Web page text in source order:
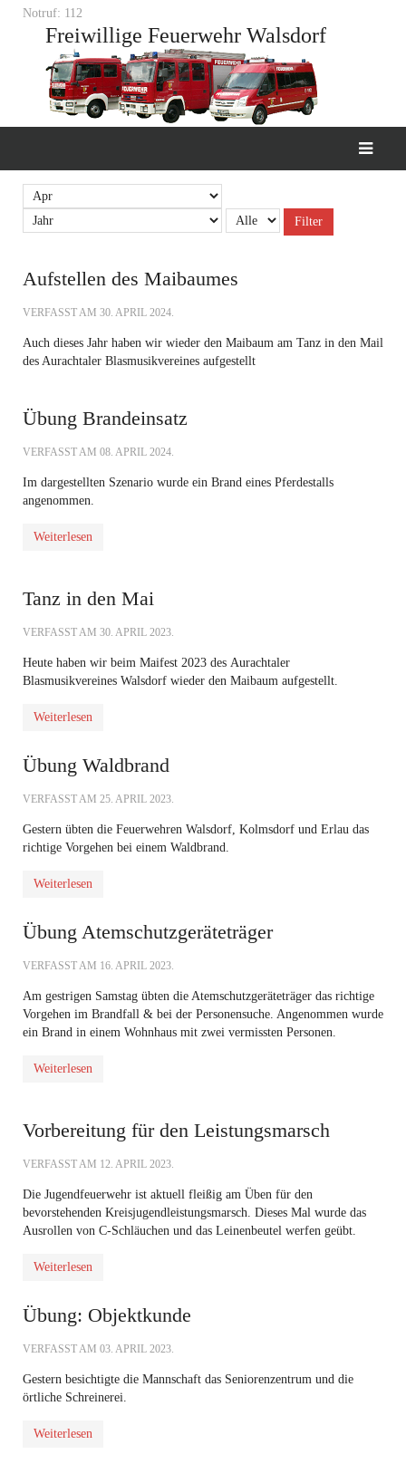
Notruf: 112
Freiwillige Feuerwehr Walsdorf
Filter
Aufstellen des Maibaumes
VERFASST AM 30. APRIL 2024.
Auch dieses Jahr haben wir wieder den Maibaum am Tanz in den Mail
des Aurachtaler Blasmusikvereines aufgestellt
Übung Brandeinsatz
VERFASST AM 08. APRIL 2024.
Im dargestellten Szenario wurde ein Brand eines Pferdestalls
angenommen.
Weiterlesen
Tanz in den Mai
VERFASST AM 30. APRIL 2023.
Heute haben wir beim Maifest 2023 des Aurachtaler
Blasmusikvereines Walsdorf wieder den Maibaum aufgestellt.
Weiterlesen
Übung Waldbrand
VERFASST AM 25. APRIL 2023.
Gestern übten die Feuerwehren Walsdorf, Kolmsdorf und Erlau das
richtige Vorgehen bei einem Waldbrand.
Weiterlesen
Übung Atemschutzgeräteträger
VERFASST AM 16. APRIL 2023.
Am gestrigen Samstag übten die Atemschutzgeräteträger das richtige
Vorgehen im Brandfall & bei der Personensuche. Angenommen wurde
ein Brand in einem Wohnhaus mit zwei vermissten Personen.
Weiterlesen
Vorbereitung für den Leistungsmarsch
VERFASST AM 12. APRIL 2023.
Die Jugendfeuerwehr ist aktuell fleißig am Üben für den
bevorstehenden Kreisjugendleistungsmarsch. Dieses Mal wurde das
Ausrollen von C-Schläuchen und das Leinenbeutel werfen geübt.
Weiterlesen
Übung: Objektkunde
VERFASST AM 03. APRIL 2023.
Gestern besichtigte die Mannschaft das Seniorenzentrum und die
örtliche Schreinerei.
Weiterlesen